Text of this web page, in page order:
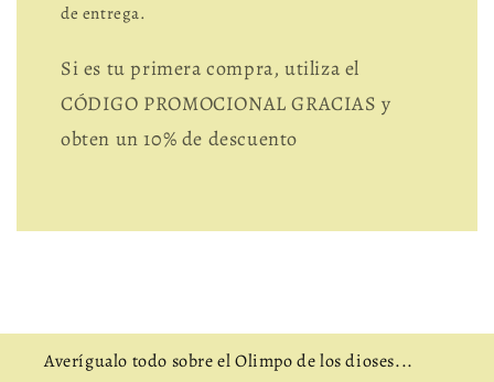
de entrega.
Si es tu primera compra, utiliza el
CÓDIGO PROMOCIONAL GRACIAS y
obten un 10% de descuento
Averígualo todo sobre el Olimpo de los dioses...